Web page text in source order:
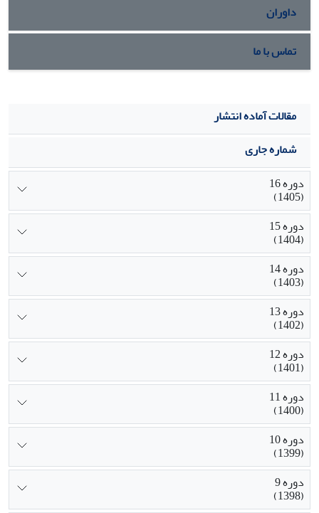
داوران
تماس با ما
مقالات آماده انتشار
شماره جاری
دوره 16
(1405)
دوره 15
(1404)
دوره 14
(1403)
دوره 13
(1402)
دوره 12
(1401)
دوره 11
(1400)
دوره 10
(1399)
دوره 9
(1398)